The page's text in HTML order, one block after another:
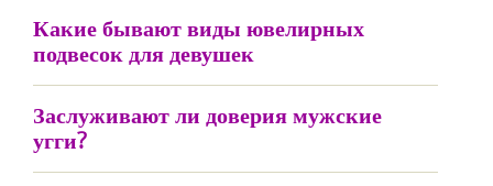
Какие бывают виды ювелирных
подвесок для девушек
Заслуживают ли доверия мужские
угги?